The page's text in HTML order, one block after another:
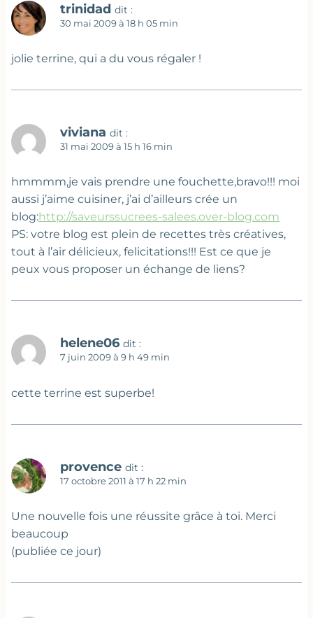
trinidad dit :
30 mai 2009 à 18 h 05 min
jolie terrine, qui a du vous régaler !
viviana dit :
31 mai 2009 à 15 h 16 min
hmmmm,je vais prendre une fouchette,bravo!!! moi
aussi j’aime cuisiner, j’ai d’ailleurs crée un
blog:http://saveurssucrees-salees.over-blog.com
PS: votre blog est plein de recettes très créatives,
tout à l’air délicieux, felicitations!!! Est ce que je
peux vous proposer un échange de liens?
helene06 dit :
7 juin 2009 à 9 h 49 min
cette terrine est superbe!
provence dit :
17 octobre 2011 à 17 h 22 min
Une nouvelle fois une réussite grâce à toi. Merci
beaucoup
(publiée ce jour)